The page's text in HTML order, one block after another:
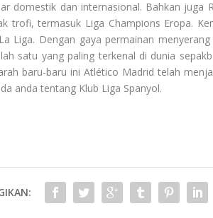
domestik dan internasional. Bahkan juga
trofi, termasuk Liga Champions Eropa.
Liga. Dengan gaya permainan
satu yang paling terkenal di dunia
baru-baru ini Atlético Madrid telah
anda tentang Klub Liga Spanyol.